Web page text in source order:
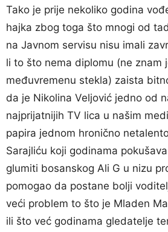
Tako je prije nekoliko godina
hajka zbog toga što mnogi od
na Javnom servisu nisu imali
li to što nema diplomu (ne znam
međuvremenu stekla) zaista
da je Nikolina Veljović jedno od
najprijatnijih TV lica u našim
papira jednom hronično
Sarajliću koji godinama
glumiti bosanskog Ali G u nizu
pomogao da postane bolji
veći problem to što je Mladen
ili što već godinama gledatelje